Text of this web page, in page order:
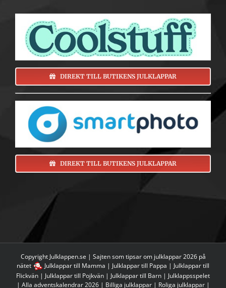
DIREKT TILL BUTIKENS JULKLAPPAR
DIREKT TILL BUTIKENS JULKLAPPAR
Copyright Julklappen.se | Sajten som tipsar om julklappar 2026 på
nätet
Julklappar till Mamma | Julklappar till Pappa | Julklappar till
Flickvän | Julklappar till Pojkvän | Julklappar till Barn | Julklappsspelet
| Alla adventskalendrar 2026| Billiga julklappar| Roliga julklappar|